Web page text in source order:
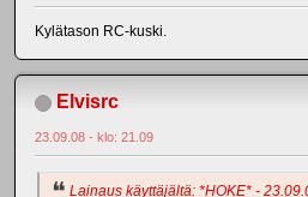
Kylätason RC-kuski.
Elvisrc
23.09.08 - klo: 21.09
Lainaus käyttäjältä: *HOKE* -